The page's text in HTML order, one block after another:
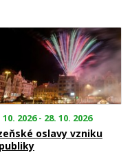
10. 2026 - 28. 10. 2026
oslavy vzniku